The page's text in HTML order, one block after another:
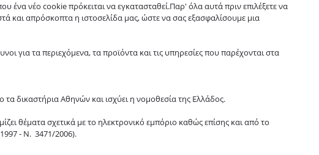
ένα νέο cookie πρόκειται να εγκατασταθεί.Παρ' όλα αυτά πριν επιλέξετε να
και απρόσκοπτα η ιστοσελίδα μας, ώστε να σας εξασφαλίσουμε μια
για τα περιεχόμενα, τα προϊόντα και τις υπηρεσίες που παρέχονται στα
δικαστήρια Αθηνών και ισχύει η νομοθεσία της Ελλάδος.
θέματα σχετικά με το ηλεκτρονικό εμπόριο καθώς επίσης και από το
- Ν. 3471/2006).